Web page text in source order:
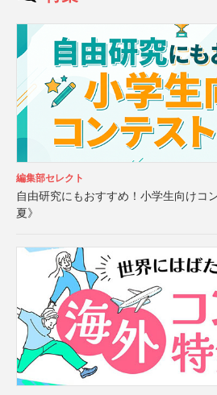
編集部セレクト
自由研究にもおすすめ！小学生向けコ
夏》